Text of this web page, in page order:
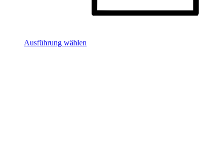
Ausführung wählen